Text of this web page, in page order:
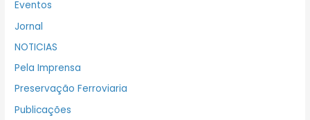
Eventos
Jornal
NOTICIAS
Pela Imprensa
Preservação Ferroviaria
Publicações